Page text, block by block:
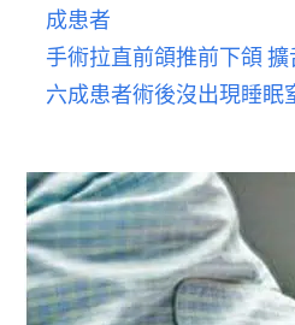
成患者
手術拉直前頜推前下頜 擴
六成患者術後沒出現睡眠